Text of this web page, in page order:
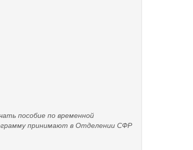
пособие по временной
принимают в Отделении СФР